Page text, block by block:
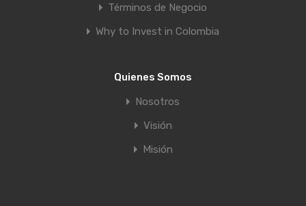
Términos de Negocio
Why to Invest in Colombia
Quienes Somos
Nosotros
Visión
Misión